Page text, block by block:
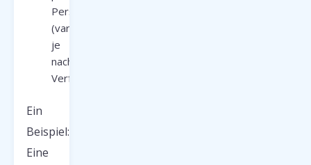
Person
(variabel
je
nach
Verfügbarkeit)
Ein
Beispiel:
Eine